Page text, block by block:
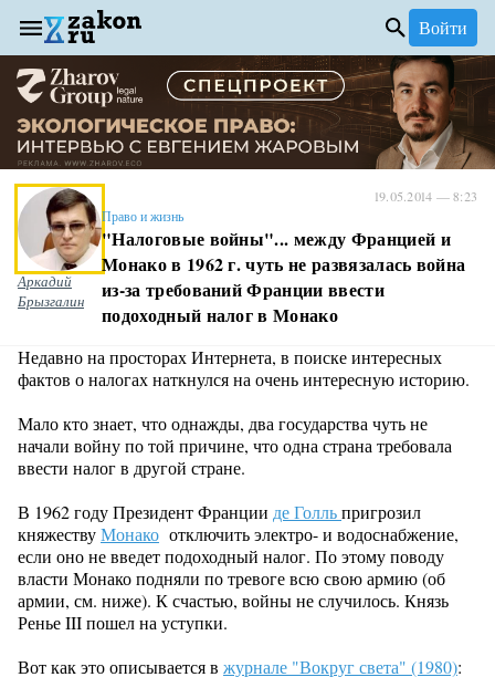
Войти
Аркадий
Брызгалин
19.05.2014 — 8:23
Право и жизнь
"Налоговые войны"... между Францией и
Монако в 1962 г. чуть не развязалась война
из-за требований Франции ввести
подоходный налог в Монако
Недавно на просторах Интернета, в поиске интересных
фактов о налогах наткнулся на очень интересную историю.
Мало кто знает, что однажды, два государства чуть не
начали войну по той причине, что одна страна требовала
ввести налог в другой стране.
В 1962 году Президент Франции де Голльпригрозил
княжествуМонако отключить электро- и водоснабжение,
если оно не введет подоходный налог. По этому поводу
власти Монако подняли по тревоге всю свою армию (об
армии, см. ниже). К счастью, войны не случилось. Князь
Ренье III пошел на уступки.
Вот как это описывается в журнале "Вокруг света" (1980):